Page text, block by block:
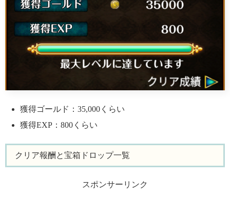
獲得ゴールド：35,000くらい
獲得EXP：800くらい
クリア報酬と宝箱ドロップ一覧
スポンサーリンク